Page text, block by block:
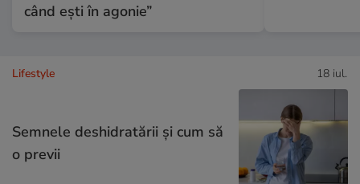
când ești în agonie”
Lifestyle 18 iul.
Semnele deshidratării și cum să
o previi